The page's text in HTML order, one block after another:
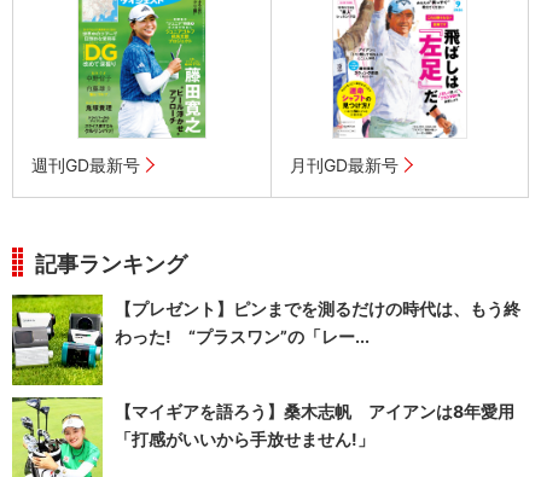
週刊GD最新号 月刊GD最新号
記事ランキング
【プレゼント】ピンまでを測るだけの時代は、もう終
わった! “プラスワン”の「レー...
【マイギアを語ろう】桑木志帆 アイアンは8年愛用
「打感がいいから手放せません!」